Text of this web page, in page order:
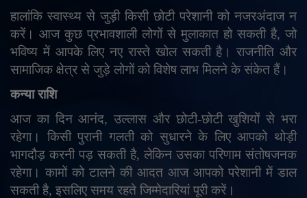
हालांकि स्वास्थ्य से जुड़ी किसी छोटी परेशानी को नजरअंदाज न
करें। आज कुछ प्रभावशाली लोगों से मुलाकात हो सकती है, जो
भविष्य में आपके लिए नए रास्ते खोल सकती है। राजनीति और
सामाजिक क्षेत्र से जुड़े लोगों को विशेष लाभ मिलने के संकेत हैं।
कन्या राशि
आज का दिन आनंद,उल्लास और छोटी-छोटी खुशियों से भरा
रहेगा। किसी पुरानी गलती को सुधारने के लिए आपको थोड़ी
भागदौड़ करनी पड़ सकती है, लेकिन उसका परिणाम संतोषजनक
रहेगा। कामों को टालने की आदत आज आपको परेशानी में डाल
सकती है, इसलिए समय रहते जिम्मेदारियां पूरी करें।